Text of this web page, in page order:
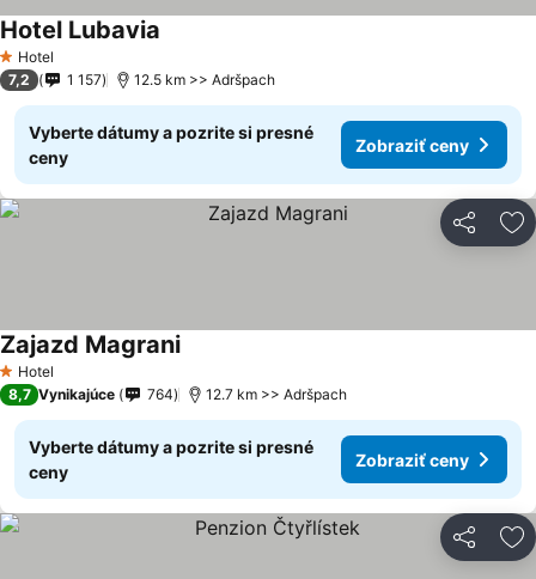
1 Počet hviezdičiek
Hotel
Hotel Lubavia
7,2 1 157 12.5 km >> Adršpach
Vyberte dátumy a pozrite si presné
ceny
Zobraziť ceny
Zdieľať
1 Počet hviezdičiek
Hotel
Zajazd Magrani
8,7 Vynikajúce 764 12.7 km >> Adršpach
Vyberte dátumy a pozrite si presné
ceny
Zobraziť ceny
Zdieľať